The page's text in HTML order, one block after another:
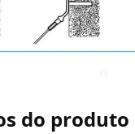
do produto